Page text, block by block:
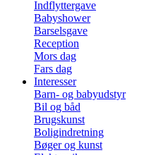
Indflyttergave
Babyshower
Barselsgave
Reception
Mors dag
Fars dag
Interesser
Barn- og babyudstyr
Bil og båd
Brugskunst
Boligindretning
Bøger og kunst